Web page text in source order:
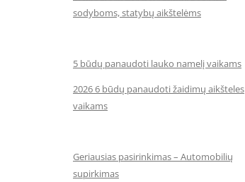
sodyboms, statybų aikštelėms
5 būdų panaudoti lauko namelį vaikams
2026 6 būdų panaudoti žaidimų aikšteles
vaikams
Geriausias pasirinkimas – Automobilių
supirkimas